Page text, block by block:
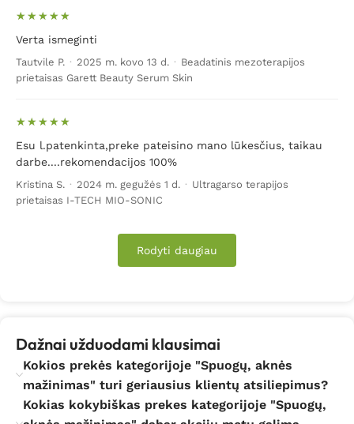
Norėdami, kad Jūsų ar Jums brangių žmonių veido ar
nelaukti, kol spuogeliai išnyks patys. Dar blogiau, jeigu
infekcija uždėjus ant jos tam tikros kosmetikos gali tik
komplikuotis.Todėl atsiradus pirmiems bėrimams,
pūlingiems spuogams, ar diagnozavus rimtą odos
uždegimo ligą, nedelsdami imkitės spuogų gydymo.
Siūlome išbandyti klinikiniais tyrimais patikrintas ir
Mūsų asortimente rasite:
– Pažangios kovos su spuogais technologijos aparatą
„Clear+“;
– Enziminį veido šveitiklį „Biomed“;
Verta ismeginti
Tautvile P. · 2025 m. kovo 13 d. · Beadatinis mezoterapijos
prietaisas Garett Beauty Serum Skin
Esu l.patenkinta,preke pateisino mano lūkesčius, taikau
darbe....rekomendacijos 100%
Kristina S. · 2024 m. gegužės 1 d. · Ultragarso terapijos
prietaisas I-TECH MIO-SONIC
Rodyti daugiau
Dažnai užduodami klausimai
Kokios prekės kategorijoje "Spuogų, aknės
mažinimas" turi geriausius klientų atsiliepimus?
Kokias kokybiškas prekes kategorijoje "Spuogų,